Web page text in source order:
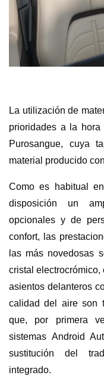
La utilización de
prioridades a la
Purosangue, cuya
material producido
Como es habitual
disposición un
opcionales y de
confort, las
las más novedosas
cristal
asientos delanteros
calidad del aire son
que, por primera
sistemas Android
sustitución del
integrado.